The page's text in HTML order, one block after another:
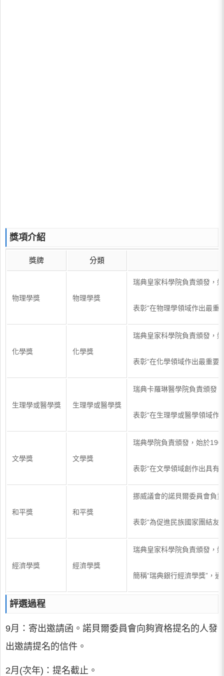
獎項介紹
獎牌 分類
物理學獎 物理學獎
瑞典皇家科學院負責頒發，
表彰“在物理學領域作出最重
化學獎 化學獎
瑞典皇家科學院負責頒發，
表彰“在化學領域作出最重要
生理學或醫學獎 生理學或醫學獎
瑞典卡羅琳醫學院負責頒發
表彰“在生理學或醫學領域作
文學獎 文學獎
瑞典學院負責頒發，始於
表彰“在文學領域創作出具有
和平獎 和平獎
挪威議會的諾貝爾委員會負
表彰“為促進民族國家團結友
經濟學獎 經濟學獎
瑞典皇家科學院負責頒發，
簡稱“瑞典銀行經濟學獎”，
評選過程
9月：寄出邀請函。諾貝爾委員會向夠資格提名的人發
出邀請提名的信件。
2月(次年)：提名截止。